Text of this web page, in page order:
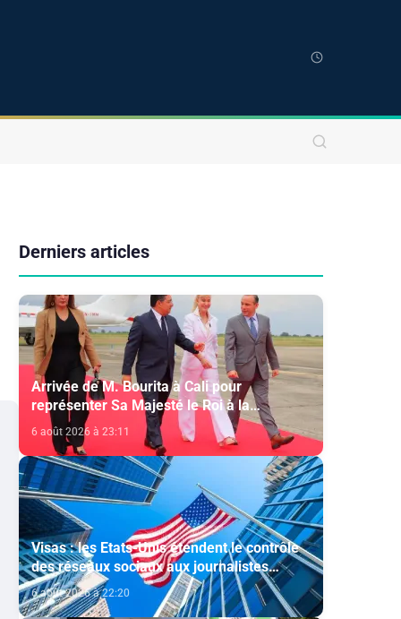
Derniers articles
Arrivée de M. Bourita à Cali pour
représenter Sa Majesté le Roi à la
cérémonie d'investiture du nouveau
président colombien
6 août 2026 à 23:11
Visas : les Etats-Unis étendent le contrôle
des réseaux sociaux aux journalistes
étrangers
6 août 2026 à 22:20